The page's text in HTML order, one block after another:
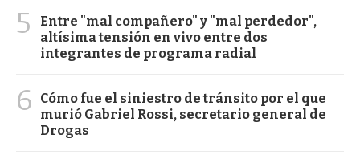
5
Entre "mal compañero" y "mal perdedor",
altísima tensión en vivo entre dos
integrantes de programa radial
6
Cómo fue el siniestro de tránsito por el que
murió Gabriel Rossi, secretario general de
Drogas